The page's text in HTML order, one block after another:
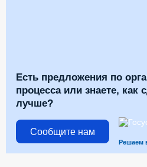
Есть предложения по
процесса или знаете, как
лучше?
Сообщите нам
Решаем